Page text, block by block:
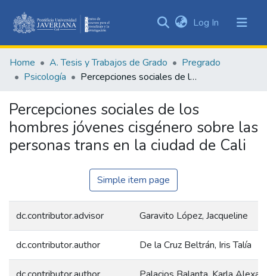
&
Collections
Statistics
Log In (current)
Home A. Tesis y Trabajos de Grado
Pregrado
Psicología
Percepciones sociales de los hombres jóvenes cisgénero sobre las personas trans en la ciudad de Cali
Percepciones sociales de los
hombres jóvenes cisgénero sobre las
personas trans en la ciudad de Cali
Simple item page
dc.contributor.advisor Garavito López, Jacqueline
dc.contributor.author De la Cruz Beltrán, Iris Talía